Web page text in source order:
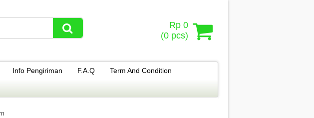
Rp 0
(0 pcs)
Info Pengiriman F.A.Q Term And Condition